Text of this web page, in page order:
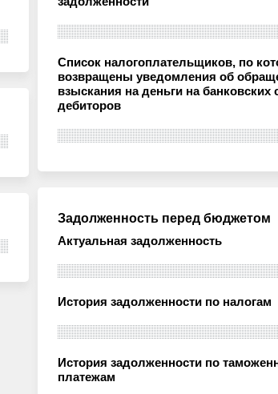
Список налогоплательщиков, по
возвращены уведомления об
взыскания на деньги на банковских
дебиторов
Задолженность перед бюджетом
Актуальная задолженность
История задолженности по налогам
История задолженности по
платежам